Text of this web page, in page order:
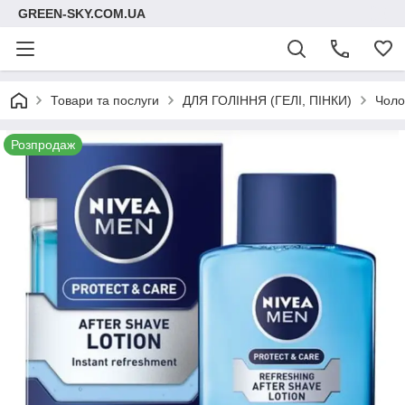
GREEN-SKY.COM.UA
Товари та послуги ДЛЯ ГОЛІННЯ (ГЕЛІ, ПІНКИ)
Розпродаж